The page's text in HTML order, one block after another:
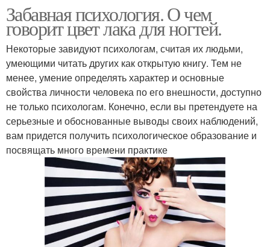
Серые ногти Зеленые ногти
Желтые ногти Фиолетовые ногти
Ногти по краям
Забавная психология. О чем
говорит цвет лака для ногтей.
Некоторые завидуют психологам, считая их людьми,
умеющими читать других как открытую книгу. Тем не
менее, умение определять характер и основные
свойства личности человека по его внешности, доступно
не только психологам. Конечно, если вы претендуете на
серьезные и обоснованные выводы своих наблюдений,
вам придется получить психологическое образование и
посвящать много времени практике